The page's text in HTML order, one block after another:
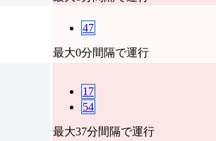
47
最大0分間隔で運行
17
54
最大37分間隔で運行